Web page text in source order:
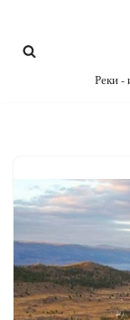
Перейти
Реки -